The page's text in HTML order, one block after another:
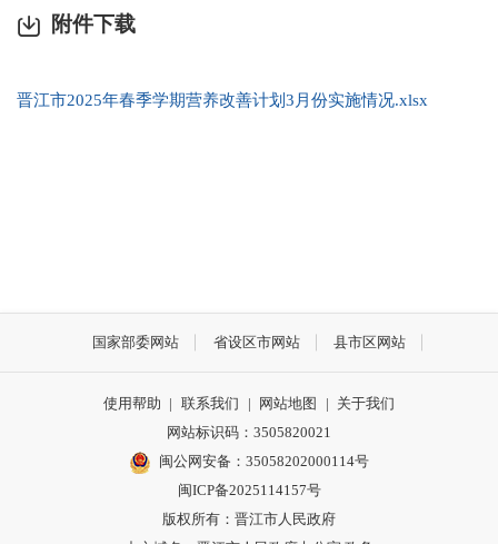
附件下载
晋江市2025年春季学期营养改善计划3月份实施情况.xlsx
国家部委网站 省设区市网站 县市区网站
使用帮助 | 联系我们 | 网站地图 | 关于我们
网站标识码：3505820021
闽公网安备：35058202000114号
闽ICP备2025114157号
版权所有：晋江市人民政府